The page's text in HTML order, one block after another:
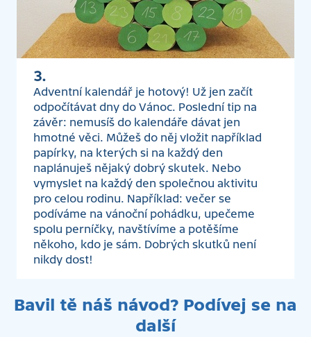
3.
Adventní kalendář je hotový! Už jen začít
odpočítávat dny do Vánoc. Poslední tip na
závěr: nemusíš do kalendáře dávat jen
hmotné věci. Můžeš do něj vložit například
papírky, na kterých si na každý den
naplánuješ nějaký dobrý skutek. Nebo
vymyslet na každý den společnou aktivitu
pro celou rodinu. Například: večer se
podíváme na vánoční pohádku, upečeme
spolu perníčky, navštívíme a potěšíme
někoho, kdo je sám. Dobrých skutků není
nikdy dost!
Bavil tě náš návod? Podívej se na
další